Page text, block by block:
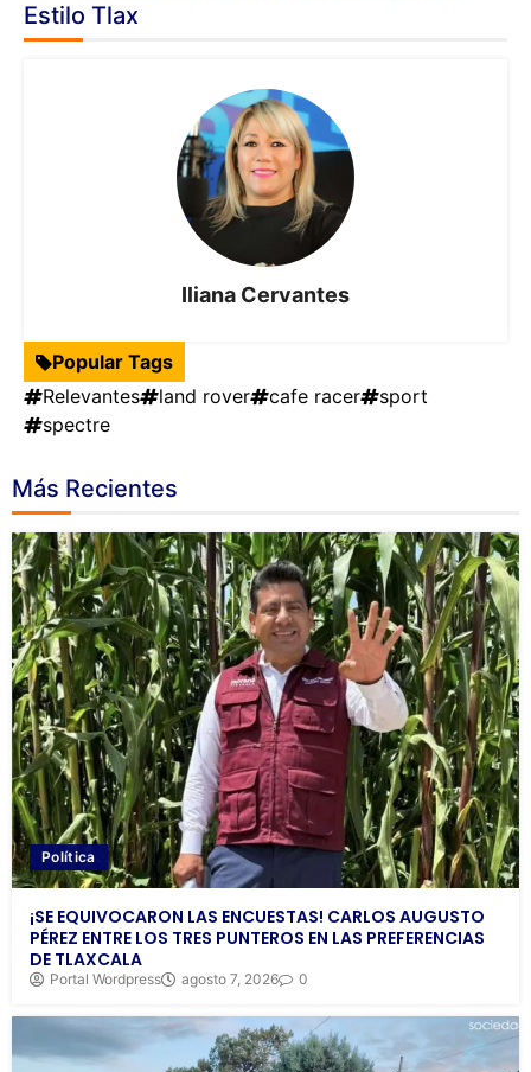
Estilo Tlax
Iliana Cervantes
Popular Tags
Relevantes
land rover cafe racer
sport
spectre
Más Recientes
Política
¡SE EQUIVOCARON LAS ENCUESTAS! CARLOS AUGUSTO
PÉREZ ENTRE LOS TRES PUNTEROS EN LAS PREFERENCIAS
DE TLAXCALA
Portal Wordpress agosto 7, 2026 0